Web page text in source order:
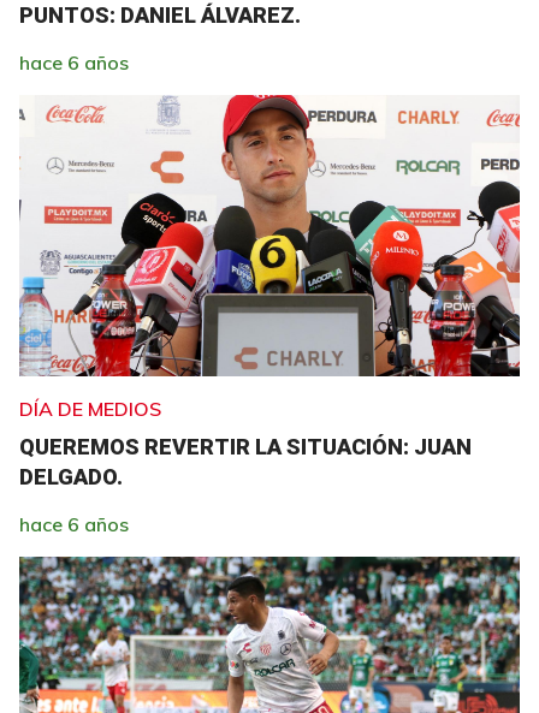
PUNTOS: DANIEL ÁLVAREZ.
hace 6 años
DÍA DE MEDIOS
QUEREMOS REVERTIR LA SITUACIÓN: JUAN
DELGADO.
hace 6 años